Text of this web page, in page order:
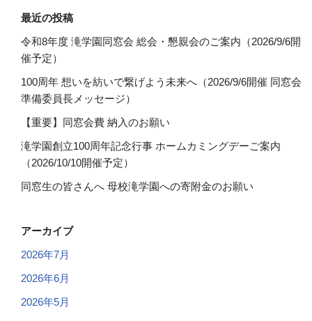
最近の投稿
令和8年度 滝学園同窓会 総会・懇親会のご案内（2026/9/6開
催予定）
100周年 想いを紡いで繋げよう未来へ（2026/9/6開催 同窓会
準備委員長メッセージ）
【重要】同窓会費 納入のお願い
滝学園創立100周年記念行事 ホームカミングデーご案内
（2026/10/10開催予定）
同窓生の皆さんへ 母校滝学園への寄附金のお願い
アーカイブ
2026年7月
2026年6月
2026年5月